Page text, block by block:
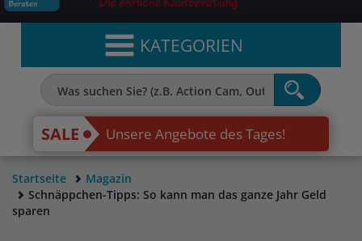
KATEGORIEN
SALE Unsere Angebote des Tages!
Startseite
Magazin
Schnäppchen-Tipps: So kann man das ganze Jahr Geld
sparen